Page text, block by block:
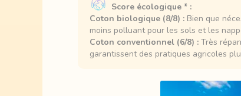
Score écologique * :
Coton biologique (8/8) : Bien que
moins polluant pour les sols et les
Coton conventionnel (6/8) : Très
garantissent des pratiques agricoles